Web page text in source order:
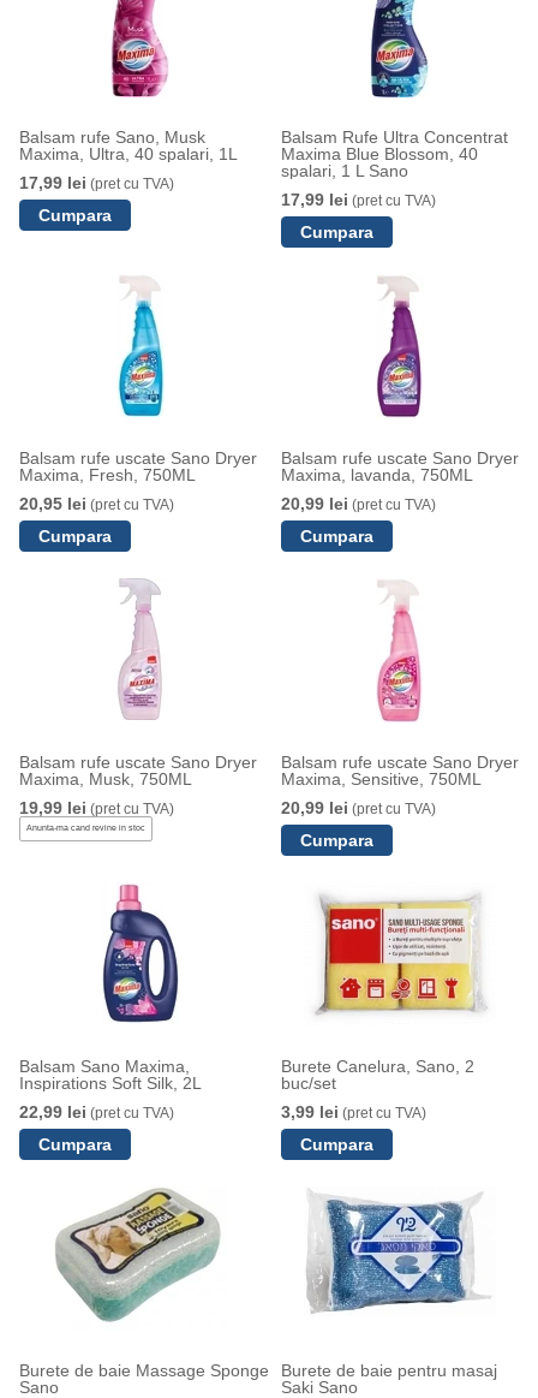
Balsam rufe Sano, Musk
Maxima, Ultra, 40 spalari, 1L
17,99 lei (pret cu TVA)
Balsam Rufe Ultra Concentrat
Maxima Blue Blossom, 40
spalari, 1 L Sano
17,99 lei (pret cu TVA)
Balsam rufe uscate Sano Dryer
Maxima, Fresh, 750ML
20,95 lei (pret cu TVA)
Balsam rufe uscate Sano Dryer
Maxima, lavanda, 750ML
20,99 lei (pret cu TVA)
Balsam rufe uscate Sano Dryer
Maxima, Musk, 750ML
19,99 lei (pret cu TVA)
Anunta-ma cand revine in stoc
Balsam rufe uscate Sano Dryer
Maxima, Sensitive, 750ML
20,99 lei (pret cu TVA)
Balsam Sano Maxima,
Inspirations Soft Silk, 2L
22,99 lei (pret cu TVA)
Burete Canelura, Sano, 2
buc/set
3,99 lei (pret cu TVA)
Burete de baie Massage Sponge
Sano
Burete de baie pentru masaj
Saki Sano